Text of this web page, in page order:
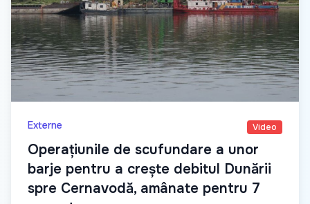
Externe Video
Operațiunile de scufundare a unor
barje pentru a crește debitul Dunării
spre Cernavodă, amânate pentru 7